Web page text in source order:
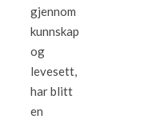
gjennom
kunnskap
og
levesett,
har blitt
en